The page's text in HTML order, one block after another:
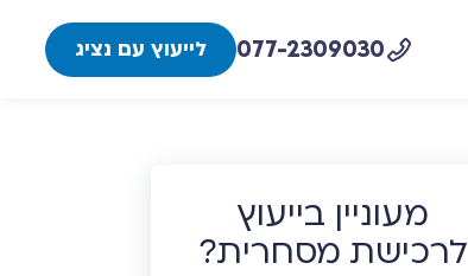
077-2309030 לייעוץ עם נציג
מעוניין בייעוץ
לרכישת מסחרית?